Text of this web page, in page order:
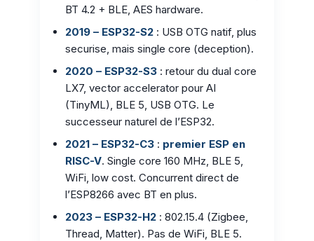
BT 4.2 + BLE, AES hardware.
2019 – ESP32-S2 : USB OTG natif, plus
securise, mais single core (deception).
2020 – ESP32-S3 : retour du dual core
LX7, vector accelerator pour AI
(TinyML), BLE 5, USB OTG. Le
successeur naturel de l’ESP32.
2021 – ESP32-C3 : premier ESP en
RISC-V. Single core 160 MHz, BLE 5,
WiFi, low cost. Concurrent direct de
l’ESP8266 avec BT en plus.
2023 – ESP32-H2 : 802.15.4 (Zigbee,
Thread, Matter). Pas de WiFi, BLE 5.